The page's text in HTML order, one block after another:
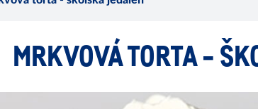
MRKVOVÁ TORTA -